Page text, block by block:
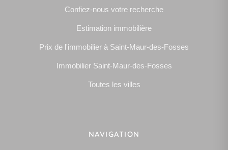
Confiez-nous votre recherche
Estimation immobilière
Prix de l'immobilier à Saint-Maur-des-Fosses
Immobilier Saint-Maur-des-Fosses
Toutes les villes
NAVIGATION